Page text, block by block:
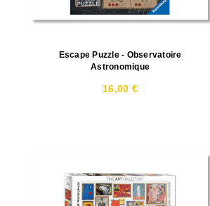
Escape Puzzle - Observatoire
Astronomique
16,00 €